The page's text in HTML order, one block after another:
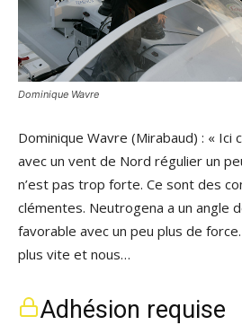
Dominique Wavre
Dominique Wavre (Mirabaud) : « Ici
avec un vent de Nord régulier un
n’est pas trop forte. Ce sont des
clémentes. Neutrogena a un angle
favorable avec un peu plus de
plus vite et nous…
Adhésion requise